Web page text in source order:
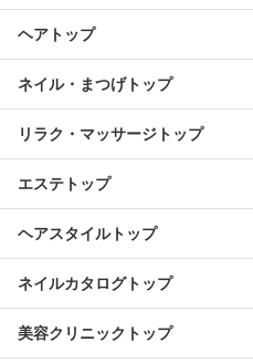
ヘアトップ
ネイル・まつげトップ
リラク・マッサージトップ
エステトップ
ヘアスタイルトップ
ネイルカタログトップ
美容クリニックトップ